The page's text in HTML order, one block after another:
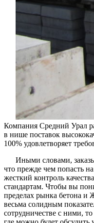
Компания Средний Урал
в нише поставок
100% удовлетворяет
Иными словами,
что прежде чем попасть
жесткий контроль
стандартам. Чтобы вы
пределах рынка бетона и
весьма солидным
сотрудничестве с ними,